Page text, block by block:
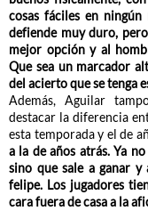
cosas fáciles en ningún
defiende muy duro,
mejor opción y al
Que sea un marcador
del acierto que se tenga
Además, Aguilar
destacar la diferencia
esta temporada y el de
a la de años atrás. Ya
sino que sale a ganar
felipe. Los jugadores
cara fuera de casa a la